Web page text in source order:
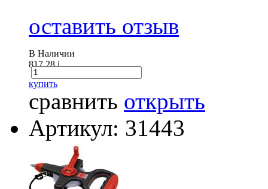
оставить отзыв
В Наличии
817.28i
купить
сравнить открыть
Артикул: 31443